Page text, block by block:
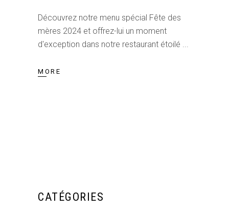
Découvrez notre menu spécial Fête des
mères 2024 et offrez-lui un moment
d'exception dans notre restaurant étoilé
MORE
CATÉGORIES